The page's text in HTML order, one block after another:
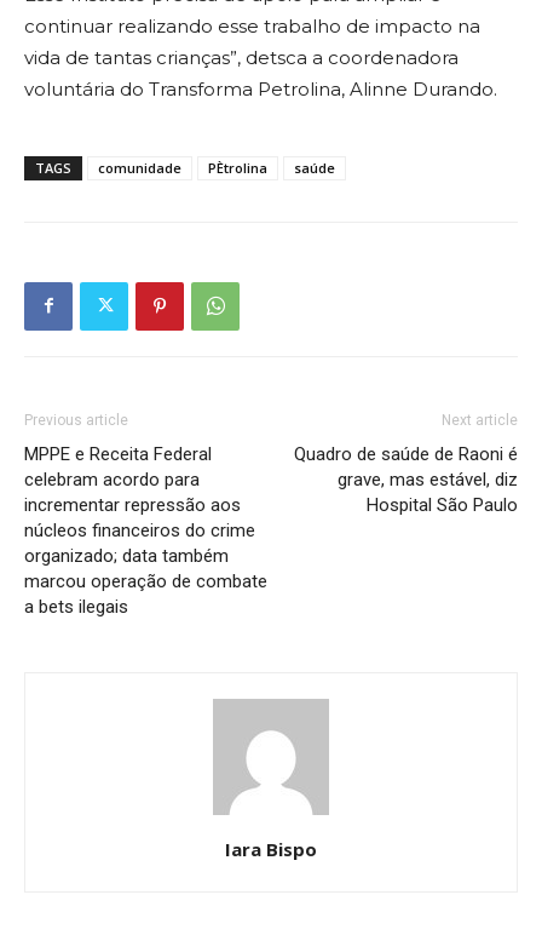
continuar realizando esse trabalho de impacto na
vida de tantas crianças”, detsca a coordenadora
voluntária do Transforma Petrolina, Alinne Durando.
TAGS comunidade PÈtrolina saúde
Previous article
MPPE e Receita Federal
celebram acordo para
incrementar repressão aos
núcleos financeiros do crime
organizado; data também
marcou operação de combate
a bets ilegais
Next article
Quadro de saúde de Raoni é
grave, mas estável, diz
Hospital São Paulo
Iara Bispo